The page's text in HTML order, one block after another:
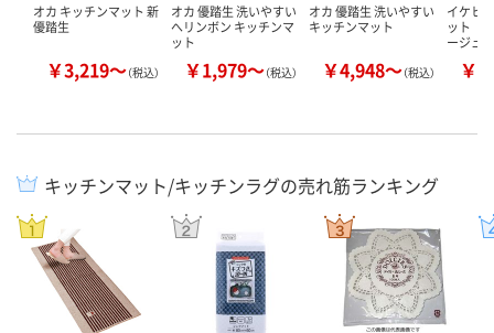
オカ キッチンマット 新
優踏生
￥3,219～（税込）
オカ 優踏生 洗いやすい
へリンボン キッチンマ
ット
￥1,979～（税込）
オカ 優踏生 洗いやすい
キッチンマット
￥4,948～（税込）
イケヒ
ット
ージュ
￥
キッチンマット/キッチンラグの売れ筋ランキング